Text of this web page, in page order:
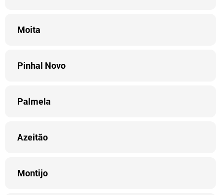
Moita
Pinhal Novo
Palmela
Azeitão
Montijo